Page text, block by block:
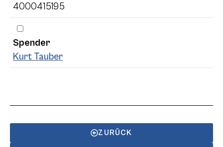
4000415195
Spender
Kurt Tauber
ZURÜCK